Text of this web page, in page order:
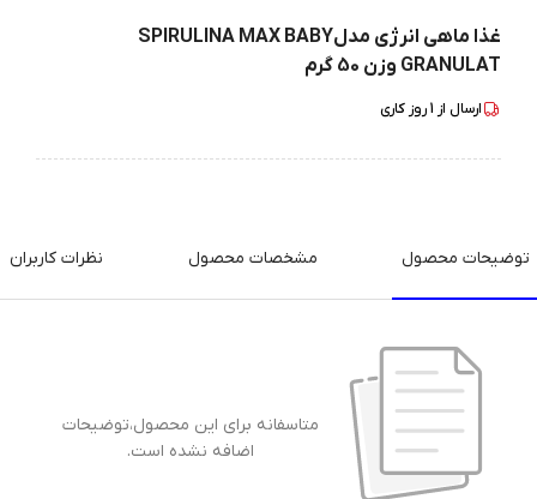
غذا ماهی انرژی مدلSPIRULINA MAX BABY
GRANULAT وزن 50 گرم
ارسال از 1روز کاری
توضیحات محصول مشخصات محصول نظرات کاربران
متاسفانه برای این محصول،توضیحات
اضافه نشده است.